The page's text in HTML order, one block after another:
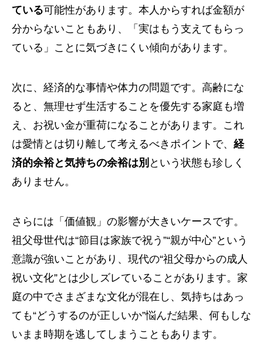
ている可能性があります。本人からすれば金額が
分からないこともあり、「実はもう支えてもらっ
ている」ことに気づきにくい傾向があります。
次に、経済的な事情や体力の問題です。高齢にな
ると、無理せず生活することを優先する家庭も増
え、お祝い金が重荷になることがあります。これ
は愛情とは切り離して考えるべきポイントで、 経
済的余裕と気持ちの余裕は別 という状態も珍しく
ありません。
さらには「価値観」の影響が大きいケースです。
祖父母世代は“節目は家族で祝う”“親が中心”という
意識が強いことがあり、現代の“祖父母からの成人
祝い文化”とは少しズレていることがあります。家
庭の中でさまざまな文化が混在し、気持ちはあっ
ても“どうするのが正しいか”悩んだ結果、何もしな
いまま時期を逃してしまうこともあります。